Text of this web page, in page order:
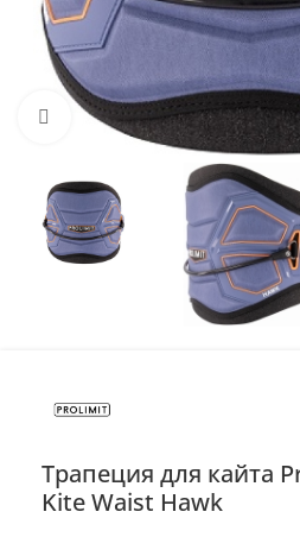
Нажмите, чтобы
Трапеция для кайта
Kite Waist Hawk